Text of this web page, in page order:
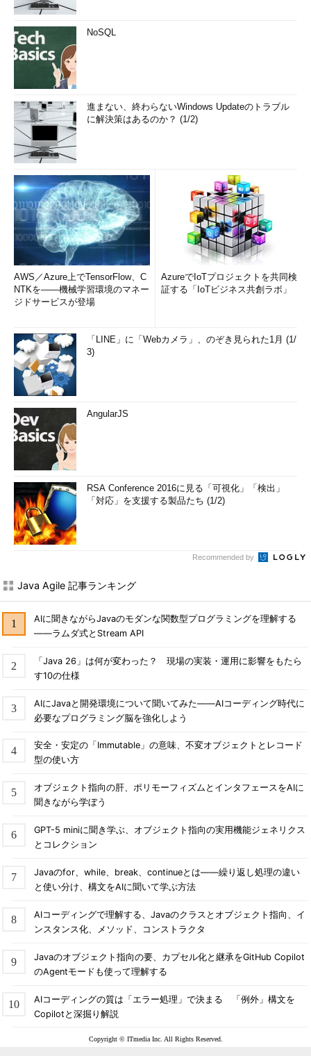
NoSQL
進まない、終わらないWindows Updateのトラブル
に解決策はあるのか？ (1/2)
AWS／Azure上でTensorFlow、C
NTKを――機械学習環境のマネー
ジドサービスが登場
AzureでIoTプロジェクトを共同検
証する「IoTビジネス共創ラボ」
「LINE」に「Webカメラ」、のぞき見られた1月 (1/
3)
AngularJS
RSA Conference 2016に見る「可視化」「検出」
「対応」を支援する製品たち (1/2)
Recommended by
Java Agile 記事ランキング
AIに聞きながらJavaのモダンな関数型プログラミングを理解する
――ラムダ式とStream API
「Java 26」は何が変わった？ 現場の実装・運用に影響をもたら
す10の仕様
AIにJavaと開発環境について聞いてみた――AIコーディング時代に
必要なプログラミング脳を強化しよう
安全・安定の「Immutable」の意味、不変オブジェクトとレコード
型の使い方
オブジェクト指向の肝、ポリモーフィズムとインタフェースをAIに
聞きながら学ぼう
GPT-5 miniに聞き学ぶ、オブジェクト指向の実用機能ジェネリクス
とコレクション
Javaのfor、while、break、continueとは――繰り返し処理の違い
と使い分け、構文をAIに聞いて学ぶ方法
AIコーディングで理解する、Javaのクラスとオブジェクト指向、イ
ンスタンス化、メソッド、コンストラクタ
Javaのオブジェクト指向の要、カプセル化と継承をGitHub Copilot
のAgentモードも使って理解する
AIコーディングの質は「エラー処理」で決まる 「例外」構文を
Copilotと深掘り解説
Copyright © ITmedia Inc. All Rights Reserved.